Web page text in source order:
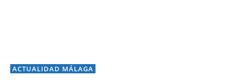
ACTUALIDAD MÁLAGA